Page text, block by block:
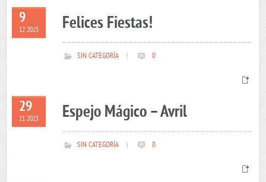
9
12 2025 Felices Fiestas!
SIN CATEGORÍA 0
29
11 2025 Espejo Mágico – Avril
SIN CATEGORÍA 0